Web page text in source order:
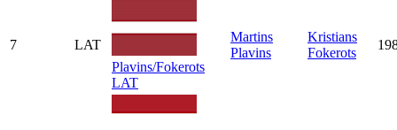
7
LAT
Plavins/Fokerots
LAT
Martins
Plavins
Kristians
Fokerots